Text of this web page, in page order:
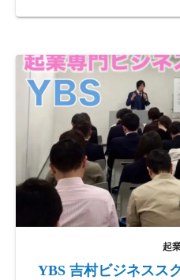
起
YBS 吉村ビジネスス